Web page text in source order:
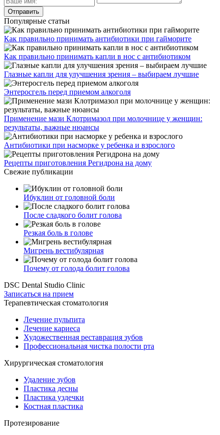
Популярные статьи
Как правильно принимать антибиотики при гайморите
Как правильно принимать капли в нос с антибиотиком
Глазные капли для улучшения зрения – выбираем лучшие
Энтеросгель перед приемом алкоголя
Применение мази Клотримазол при молочнице у женщин:
результаты, важные нюансы
Антибиотики при насморке у ребенка и взрослого
Рецепты приготовления Регидрона на дому
Свежие публикации
Ибуклин от головной боли
После сладкого болит голова
Резкая боль в голове
Мигрень вестибулярная
Почему от голода болит голова
DSC Dental Studio Clinic
Записаться на прием
Терапевтическая стоматология
Лечение пульпита
Лечение кариеса
Художественная реставрация зубов
Профессиональная чистка полости рта
Хирургическая стоматология
Удаление зубов
Пластика десны
Пластика уздечки
Костная пластика
Протезирование